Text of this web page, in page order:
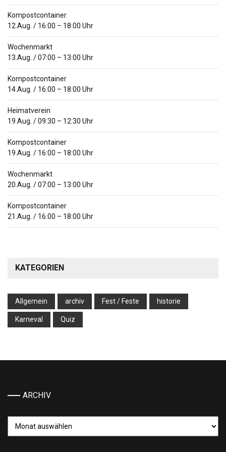
Kompostcontainer
12.Aug. / 16:00 – 18:00 Uhr
Wochenmarkt
13.Aug. /07:00 – 13:00 Uhr
Kompostcontainer
14.Aug. / 16:00 – 18:00 Uhr
Heimatverein
19.Aug. /09:30 – 12:30 Uhr
Kompostcontainer
19.Aug. / 16:00 – 18:00 Uhr
Wochenmarkt
20.Aug. /07:00 – 13:00 Uhr
Kompostcontainer
21.Aug. / 16:00 – 18:00 Uhr
KATEGORIEN
Allgemein archiv Fest / Feste historie
Karneval Quiz
ARCHIV